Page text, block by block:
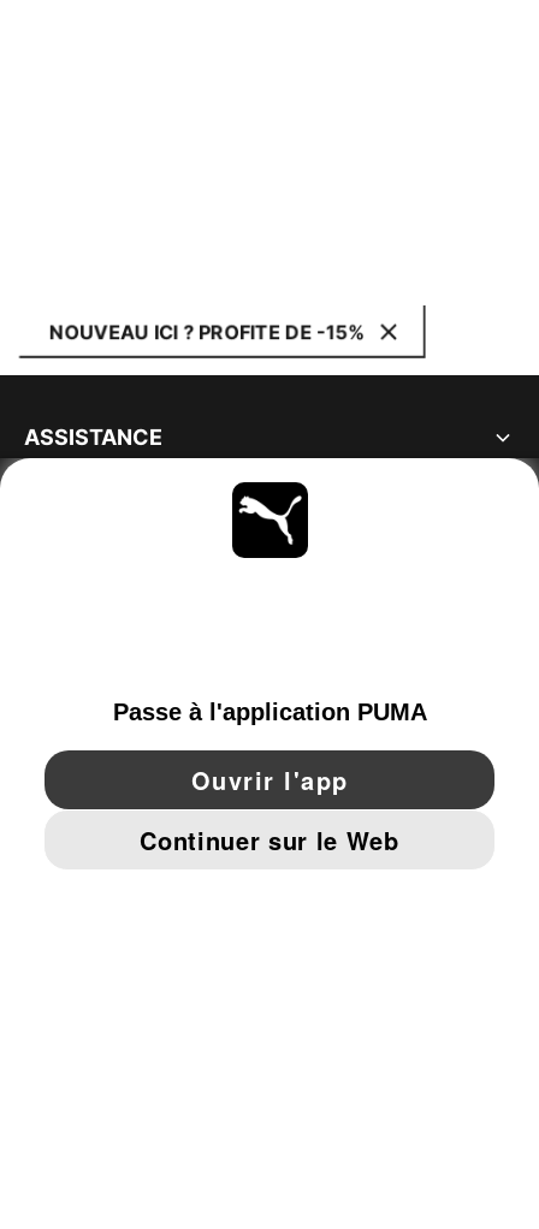
NOUVEAU ICI ? PROFITE DE -15%
ASSISTANCE
YouTube Twitter Pinterest
MENTIONS ET DONNÉES LÉGALES